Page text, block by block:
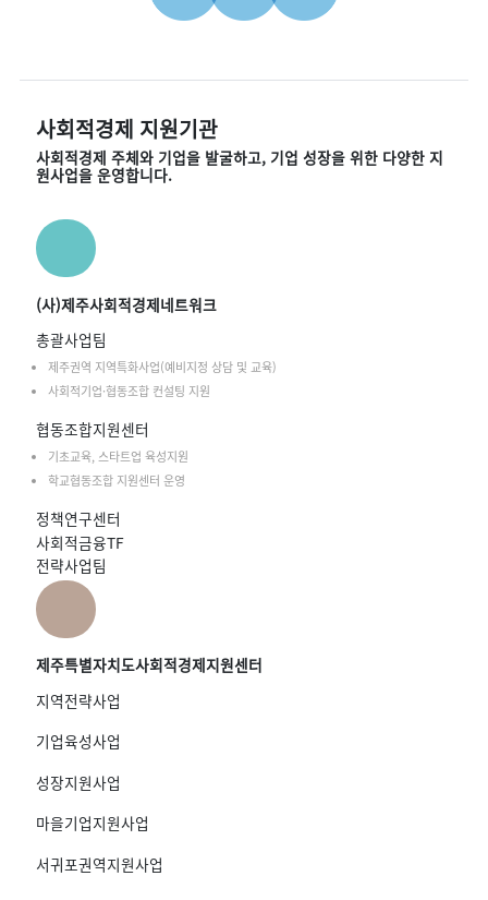
사회적경제 지원기관
사회적경제 주체와 기업을 발굴하고, 기업 성장을 위한 다양한 지
원사업을 운영합니다.
(사)제주사회적경제네트워크
총괄사업팀
제주권역 지역특화사업(예비지정 상담 및 교육)
사회적기업·협동조합 컨설팅 지원
협동조합지원센터
기초교육, 스타트업 육성지원
학교협동조합 지원센터 운영
정책연구센터
사회적금융TF
전략사업팀
제주특별자치도사회적경제지원센터
지역전략사업
기업육성사업
성장지원사업
마을기업지원사업
서귀포권역지원사업